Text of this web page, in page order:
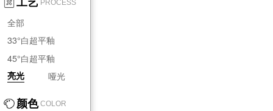
工艺 PROCESS
全部
33°白超平釉
45°白超平釉
亮光 哑光
颜色 COLOR